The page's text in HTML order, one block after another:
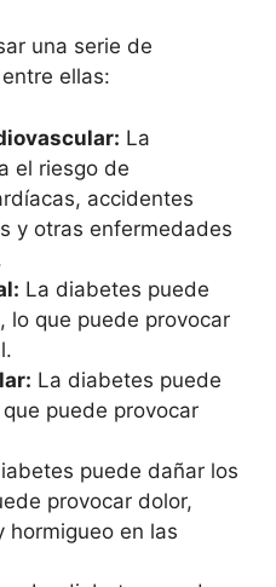
una serie de
ellas:
La
el riesgo de
accidentes
y otras enfermedades
La diabetes puede
lo que puede provocar
La diabetes puede
puede provocar
puede dañar los
provocar dolor,
hormigueo en las